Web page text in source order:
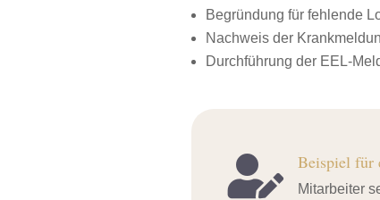
Begründung für fehlende
Nachweis der
Durchführung der EEL-
 Beispiel für
Mitarbeiter